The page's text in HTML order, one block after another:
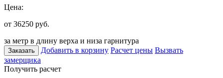
Цена:
от 36250 руб.
за метр в длину верха и низа гарнитура
Заказать Добавить в корзину Расчет цены Вызвать
замерщика
Получить расчет